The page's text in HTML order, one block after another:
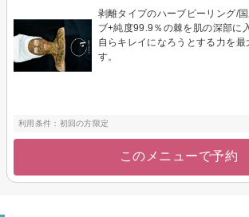
剥離タイプのハーブピーリング/
ブ+純度99.9％の棘を肌の深部に
自らキレイになろうとする力を最
す。
利用条件：初回の方限定
このメニューで予約